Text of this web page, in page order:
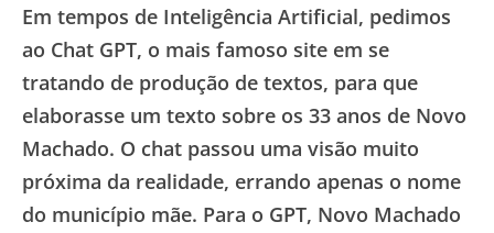
Em tempos de Inteligência Artificial, pedimos
ao Chat GPT, o mais famoso site em se
tratando de produção de textos, para que
elaborasse um texto sobre os 33 anos de Novo
Machado. O chat passou uma visão muito
próxima da realidade, errando apenas o nome
do município mãe. Para o GPT, Novo Machado